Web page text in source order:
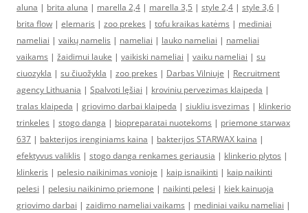
aluna | brita aluna | marella 2,4 | marella 3,5 | style 2,4 | style 3,6 |
brita flow | elemaris | zoo prekes | tofu kraikas katėms | mediniai
nameliai | vaikų namelis | nameliai | lauko nameliai | nameliai
vaikams | žaidimui lauke | vaikiski nameliai | vaiku nameliai | su
ciuozykla | su čiuožykla | zoo prekes | Darbas Vilniuje | Recruitment
agency Lithuania | Spalvoti lęšiai | kroviniu pervezimas klaipeda |
tralas klaipeda | griovimo darbai klaipeda | siukliu isvezimas | klinkerio
trinkeles | stogo danga | biopreparatai nuotekoms | priemone starwax
637 | bakterijos irenginiams kaina | bakterijos STARWAX kaina |
efektyvus valiklis | stogo danga renkames geriausia | klinkerio plytos |
klinkeris | pelesio naikinimas vonioje | kaip isnaikinti | kaip naikinti
pelesi | pelesiu naikinimo priemone | naikinti pelesi | kiek kainuoja
griovimo darbai | zaidimo nameliai vaikams | mediniai vaiku nameliai |